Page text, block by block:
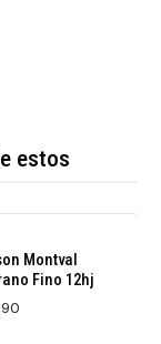
estos
Montval
Fino 12hj